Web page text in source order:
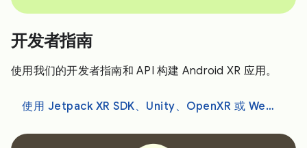
开发者指南
使用我们的开发者指南和 API 构建 Android XR 应用。
使用 Jetpack XR SDK、Unity、OpenXR 或 WebXR 进行开发